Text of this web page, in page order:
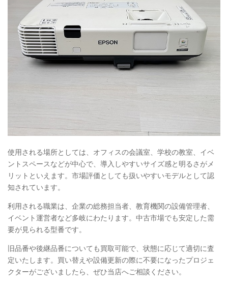
使用される場所としては、オフィスの会議室、学校の教室、イベ
ントスペースなどが中心で、導入しやすいサイズ感と明るさがメ
リットといえます。市場評価としても扱いやすいモデルとして認
知されています。
利用される職業は、企業の総務担当者、教育機関の設備管理者、
イベント運営者など多岐にわたります。中古市場でも安定した需
要が見られる型番です。
旧品番や後継品番についても買取可能で、状態に応じて適切に査
定いたします。買い替えや設備更新の際に不要になったプロジェ
クターがございましたら、ぜひ当店へご相談ください。